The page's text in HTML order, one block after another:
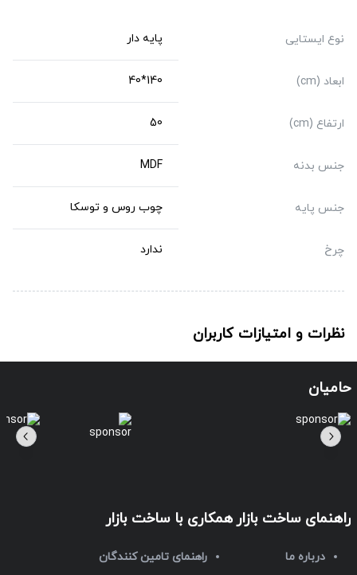
نوع ایستایی پایه دار
ابعاد (cm) 140*40
ارتفاع (cm) 50
جنس بدنه MDF
جنس پایه چوب روس و توسکا
چرخ ندارد
نظرات و امتیازات کاربران
حامیان
راهنمای ساخت بازار
درباره ما
همکاری با ساخت بازار
راهنمای تامین کنندگان